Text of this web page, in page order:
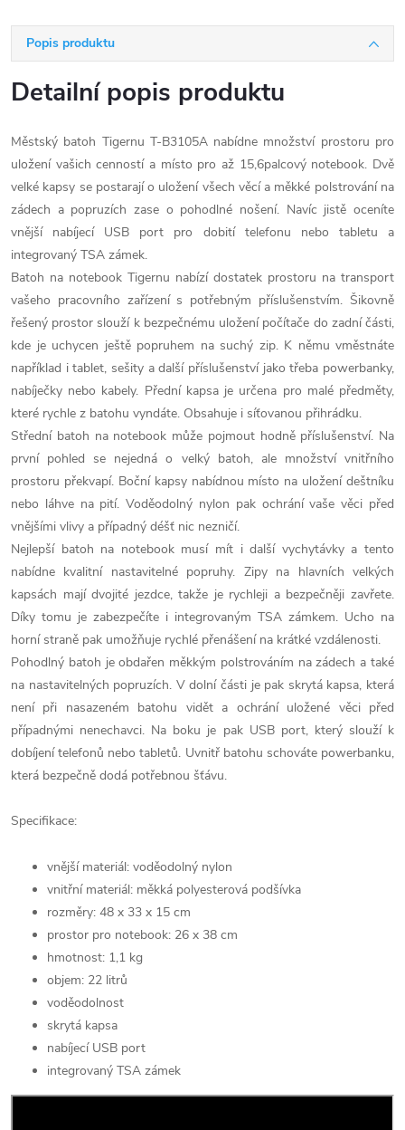
Popis produktu
Detailní popis produktu
Městský batoh Tigernu T-B3105A nabídne množství prostoru pro
uložení vašich cenností a místo pro až 15,6palcový notebook. Dvě
velké kapsy se postarají o uložení všech věcí a měkké polstrování na
zádech a popruzích zase o pohodlné nošení. Navíc jistě oceníte
vnější nabíjecí USB port pro dobití telefonu nebo tabletu a
integrovaný TSA zámek.
Batoh na notebook Tigernu nabízí dostatek prostoru na transport
vašeho pracovního zařízení s potřebným příslušenstvím. Šikovně
řešený prostor slouží k bezpečnému uložení počítače do zadní části,
kde je uchycen ještě popruhem na suchý zip. K němu vměstnáte
například i tablet, sešity a další příslušenství jako třeba powerbanky,
nabíječky nebo kabely. Přední kapsa je určena pro malé předměty,
které rychle z batohu vyndáte. Obsahuje i síťovanou přihrádku.
Střední batoh na notebook může pojmout hodně příslušenství. Na
první pohled se nejedná o velký batoh, ale množství vnitřního
prostoru překvapí. Boční kapsy nabídnou místo na uložení deštníku
nebo láhve na pití. Voděodolný nylon pak ochrání vaše věci před
vnějšími vlivy a případný déšť nic nezničí.
Nejlepší batoh na notebook musí mít i další vychytávky a tento
nabídne kvalitní nastavitelné popruhy. Zipy na hlavních velkých
kapsách mají dvojité jezdce, takže je rychleji a bezpečněji zavřete.
Díky tomu je zabezpečíte i integrovaným TSA zámkem. Ucho na
horní straně pak umožňuje rychlé přenášení na krátké vzdálenosti.
Pohodlný batoh je obdařen měkkým polstrováním na zádech a také
na nastavitelných popruzích. V dolní části je pak skrytá kapsa, která
není při nasazeném batohu vidět a ochrání uložené věci před
případnými nenechavci. Na boku je pak USB port, který slouží k
dobíjení telefonů nebo tabletů. Uvnitř batohu schováte powerbanku,
která bezpečně dodá potřebnou šťávu.
Specifikace:
vnější materiál: voděodolný nylon
vnitřní materiál: měkká polyesterová podšívka
rozměry: 48 x 33 x 15 cm
prostor pro notebook: 26 x 38 cm
hmotnost: 1,1 kg
objem: 22 litrů
voděodolnost
skrytá kapsa
nabíjecí USB port
integrovaný TSA zámek